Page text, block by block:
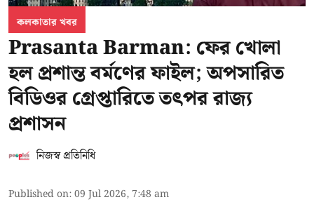
কলকাতার খবর
Prasanta Barman: ফের খোলা
হল প্রশান্ত বর্মণের ফাইল; অপসারিত
বিডিওর গ্রেপ্তারিতে তৎপর রাজ্য
প্রশাসন
নিজস্ব প্রতিনিধি
Published on:09 Jul 2026, 7:48 am